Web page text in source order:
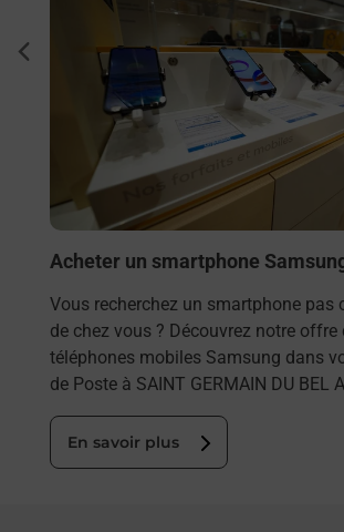
Acheter un smartphone
Vous recherchez un smartphone pas
de chez vous ? Découvrez notre offre
téléphones mobiles Samsung dans
de Poste à SAINT GERMAIN DU BEL
En savoir plus